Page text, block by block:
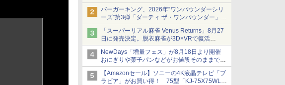
ポケモン30周年記念で30匹が大集合
バーガーキング、2026年“ワンパウンダーシリ
ーズ”第3弾「ダーティ ザ・ワンパウンダー」を
8月7日発売
「特製ガーリックマヨソース」を使用した超大
型チーズバーガー
「スーパーリアル麻雀 Venus Returns」8月27
日に発売決定。脱衣麻雀が3D×VRで復活
発売から2週間は20%オフになるセールが実施
NewDays「増量フェス」が8月18日より開催
おにぎりや菓子パンなどがお値段そのままで最
大50%増量！
【Amazonセール】ソニーの4K液晶テレビ「ブ
ラビア」がお買い得！ 75型「KJ-75X75WL」